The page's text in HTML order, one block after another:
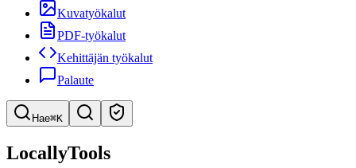
Kuvatyökalut
PDF-työkalut
Kehittäjän työkalut
Palaute
Hae⌘K
Etsi työkaluja
LocallyTools